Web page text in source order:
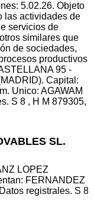
5.02.26. Objeto
las actividades de
servicios de
similares que
de sociedades,
productivos
95 -
Capital:
Unico: AGAWAM
S 8 , H M 879305,
SL.
LOPEZ
FERNANDEZ
registrales. S 8